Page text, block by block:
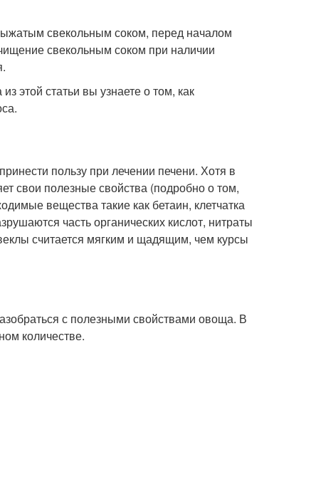
свекольным соком, перед началом
свекольным соком при наличии
этой статьи вы узнаете о том, как
пользу при лечении печени. Хотя в
свои полезные свойства (подробно о том,
вещества такие как бетаин, клетчатка
часть органических кислот, нитраты
считается мягким и щадящим, чем курсы
с полезными свойствами овоща. В
количестве.